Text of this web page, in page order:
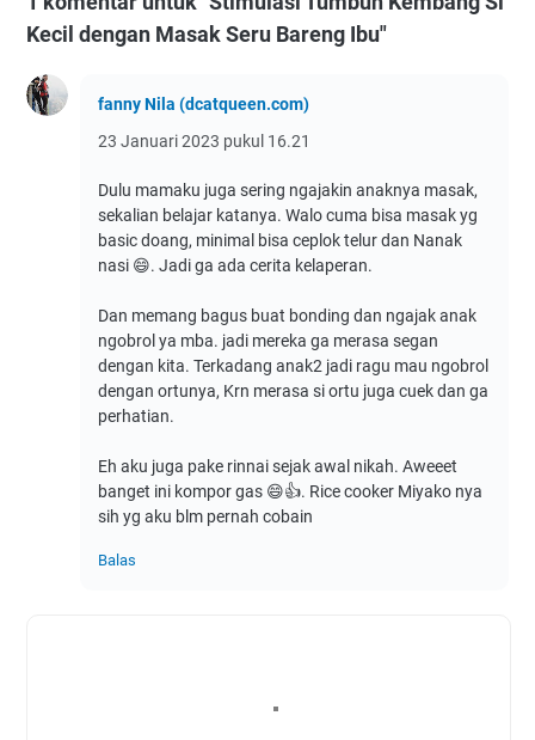
Kecil dengan Masak Seru Bareng Ibu"
fanny Nila (dcatqueen.com)
23 Januari 2023 pukul 16.21
Dulu mamaku juga sering ngajakin anaknya masak,
sekalian belajar katanya. Walo cuma bisa masak yg
basic doang, minimal bisa ceplok telur dan Nanak
nasi 😄. Jadi ga ada cerita kelaperan.
Dan memang bagus buat bonding dan ngajak anak
ngobrol ya mba. jadi mereka ga merasa segan
dengan kita. Terkadang anak2 jadi ragu mau ngobrol
dengan ortunya, Krn merasa si ortu juga cuek dan ga
perhatian.
Eh aku juga pake rinnai sejak awal nikah. Aweeet
banget ini kompor gas 😄👍. Rice cooker Miyako nya
sih yg aku blm pernah cobain
Balas